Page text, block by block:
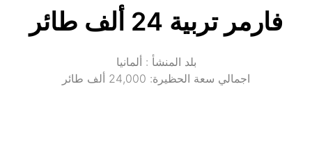
فارمر تربية 24 ألف طائر
اجمالي سعة الحظيرة: 24,000 ألف طائر